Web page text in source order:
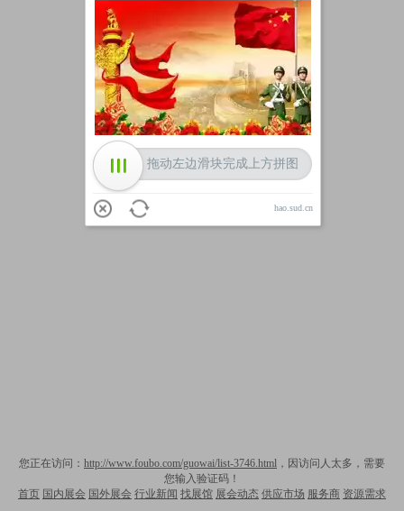
您正在访问： http://www.foubo.com/guowai/list-3746.html ，因访问人太多，需要
您输入验证码！
首页 国内展会 国外展会 行业新闻 找展馆 展会动态 供应市场 服务商 资源需求
加载中
拖动左边滑块完成上方拼图
hao.sud.cn